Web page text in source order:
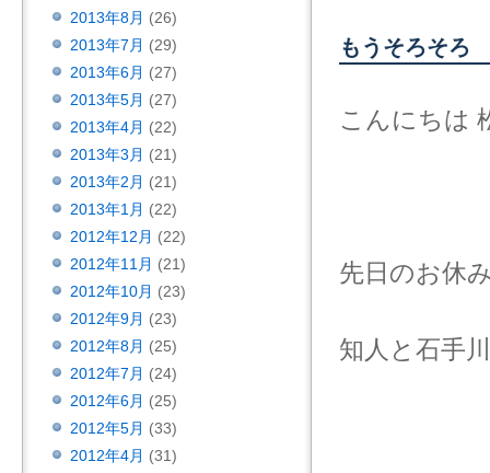
もうそろそろ
こんにちは
先日のお休
知人と石手
2013年8月 (26)
2013年7月 (29)
2013年6月 (27)
2013年5月 (27)
2013年4月 (22)
2013年3月 (21)
2013年2月 (21)
2013年1月 (22)
2012年12月 (22)
2012年11月 (21)
2012年10月 (23)
2012年9月 (23)
2012年8月 (25)
2012年7月 (24)
2012年6月 (25)
2012年5月 (33)
2012年4月 (31)